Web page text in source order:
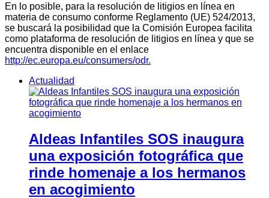
En lo posible, para la resolución de litigios en línea en
materia de consumo conforme Reglamento (UE) 524/2013,
se buscará la posibilidad que la Comisión Europea facilita
como plataforma de resolución de litigios en línea y que se
encuentra disponible en el enlace
http://ec.europa.eu/consumers/odr.
Actualidad
Aldeas Infantiles SOS inaugura
una exposición fotográfica que
rinde homenaje a los hermanos
en acogimiento